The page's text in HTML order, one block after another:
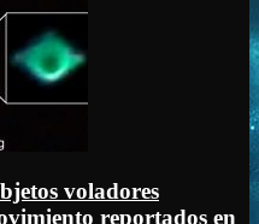
voladores
reportados en